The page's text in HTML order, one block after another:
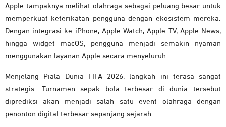
Apple tampaknya melihat olahraga sebagai peluang besar untuk
memperkuat keterikatan pengguna dengan ekosistem mereka.
Dengan integrasi ke iPhone, Apple Watch, Apple TV, Apple News,
hingga widget macOS, pengguna menjadi semakin nyaman
menggunakan layanan Apple secara menyeluruh.
Menjelang Piala Dunia FIFA 2026, langkah ini terasa sangat
strategis. Turnamen sepak bola terbesar di dunia tersebut
diprediksi akan menjadi salah satu event olahraga dengan
penonton digital terbesar sepanjang sejarah.